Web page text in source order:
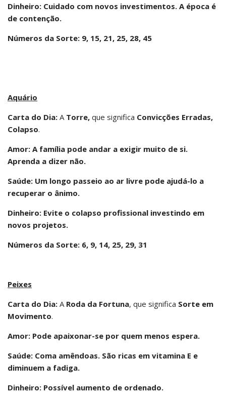
Dinheiro: Cuidado com novos investimentos. A época é
de contenção.
Números da Sorte: 9, 15, 21, 25, 28, 45
Aquário
Carta do Dia: A Torre, que significa Convicções Erradas,
Colapso.
Amor: A família pode andar a exigir muito de si.
Aprenda a dizer não.
Saúde: Um longo passeio ao ar livre pode ajudá-lo a
recuperar o ânimo.
Dinheiro: Evite o colapso profissional investindo em
novos projetos.
Números da Sorte: 6, 9, 14, 25, 29, 31
Peixes
Carta do Dia: A Roda da Fortuna, que significa Sorte em
Movimento.
Amor: Pode apaixonar-se por quem menos espera.
Saúde: Coma amêndoas. São ricas em vitamina E e
diminuem a fadiga.
Dinheiro: Possível aumento de ordenado.